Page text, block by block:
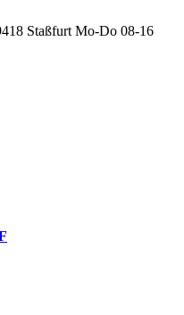
Staßfurt Mo-Do 08-16